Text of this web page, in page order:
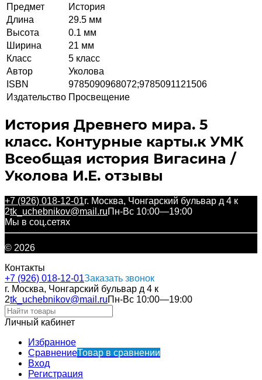
Предмет
История
Длина
29.5 мм
Высота
0.1 мм
Ширина
21 мм
Класс
5 класс
Автор
Уколова
ISBN
9785090968072;9785091121506
Издательство Просвещение
История Древнего мира. 5
класс. Контурные карты.к УМК
Всеобщая история Вигасина /
Уколова И.Е. отзывы
+7 (926) 018-12-01г. Москва, Чонгарский бульвар д 4 к
2tk_uchebnikov@mail.ruПн-Вс 10:00—19:00
Мы в соц.сетях
© 2026
Контакты
+7 (926) 018-12-01Заказать звонок
г. Москва, Чонгарский бульвар д 4 к
2tk_uchebnikov@mail.ruПн-Вс 10:00—19:00
Личный кабинет
Избранное
СравнениеТовар в сравнении
Вход
Регистрация